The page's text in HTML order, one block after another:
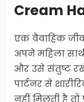
Cream
एक वैवाहिक
अपने महिला
और उसे संतुष्ट
पार्टनर से
नहीं मिलती है